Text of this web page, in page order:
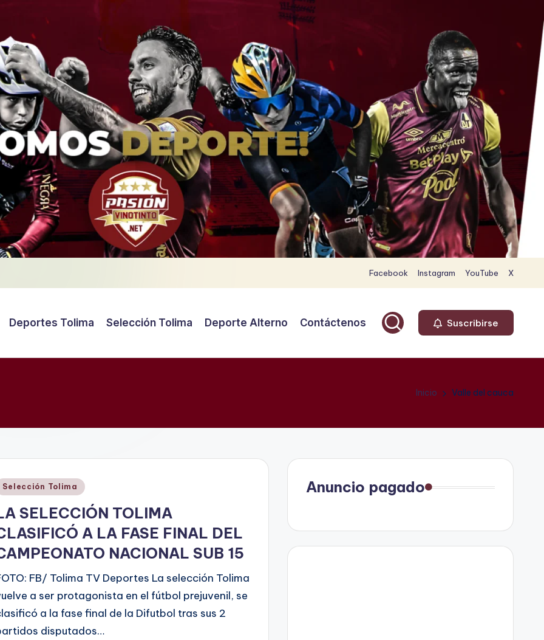
Facebook Instagram YouTube X
Deportes Tolima Selección Tolima Deporte Alterno Contáctenos Suscribirse
Inicio Valle del cauca
Selección Tolima
SELECCIÓN TOLIMA
A LA FASE FINAL DEL
NACIONAL SUB 15
FB/ Tolima TV Deportes La selección Tolima
a ser protagonista en el fútbol prejuvenil, se
a la fase final de la Difutbol tras sus 2
disputados…
Anuncio pagado